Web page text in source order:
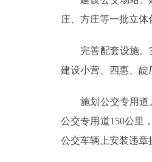
庄、方庄等一批立体
完善配套设施。实
建设小营、四惠、靛
施划公交专用道。
公交专用道150公里
公交车辆上安装违章